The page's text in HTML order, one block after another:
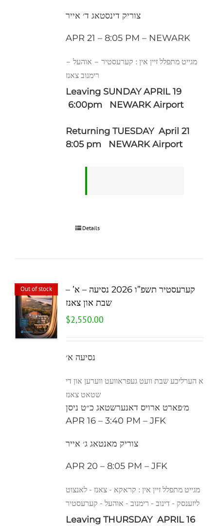
צוריק דינסטאג ד׳ אייר
APR 21 – 8:05 PM – NEWARK
מגייט מתפלל זיין אין : קערעסטיר – אוהעל –
Leaving SUNDAY APRIL 19
6:00pm NEWARK Airport
Returning TUESDAY April 21
8:05 pm NEWARK Airport
Details
Out of stock
קערעסטיר תשפ”ו 2026 נסיעה – א’ –
שבת און צאנז
$2,550.00
נסיעה א׳
א הערליכע שבת וועט געפראוועט ווערען און די
שטאט צאנז
מ׳פארט ארויס דאנערשטאג כ״ט ניסן
APR 16 – 3:40 PM – JFK
צוריק מאנטאג ג׳ אייר
APR 20 – 8:05 PM – JFK
מגייט מתפלל זיין אין : קראקא - צאנז - לאנצוט
ליזענסק - דינוב - רימנוב - אוהעל - קערעסטיר
Leaving THURSDAY APRIL 16